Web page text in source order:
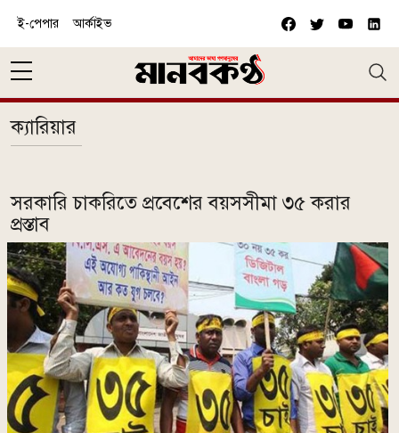
ই-পেপার আর্কাইভ
ক্যারিয়ার
সরকারি চাকরিতে প্রবেশের বয়সসীমা ৩৫ করার
প্রস্তাব